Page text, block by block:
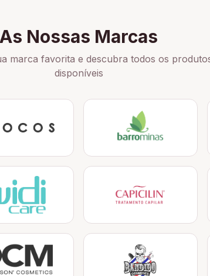
As Nossas Marcas
marca favorita e descubra todos os
disponíveis